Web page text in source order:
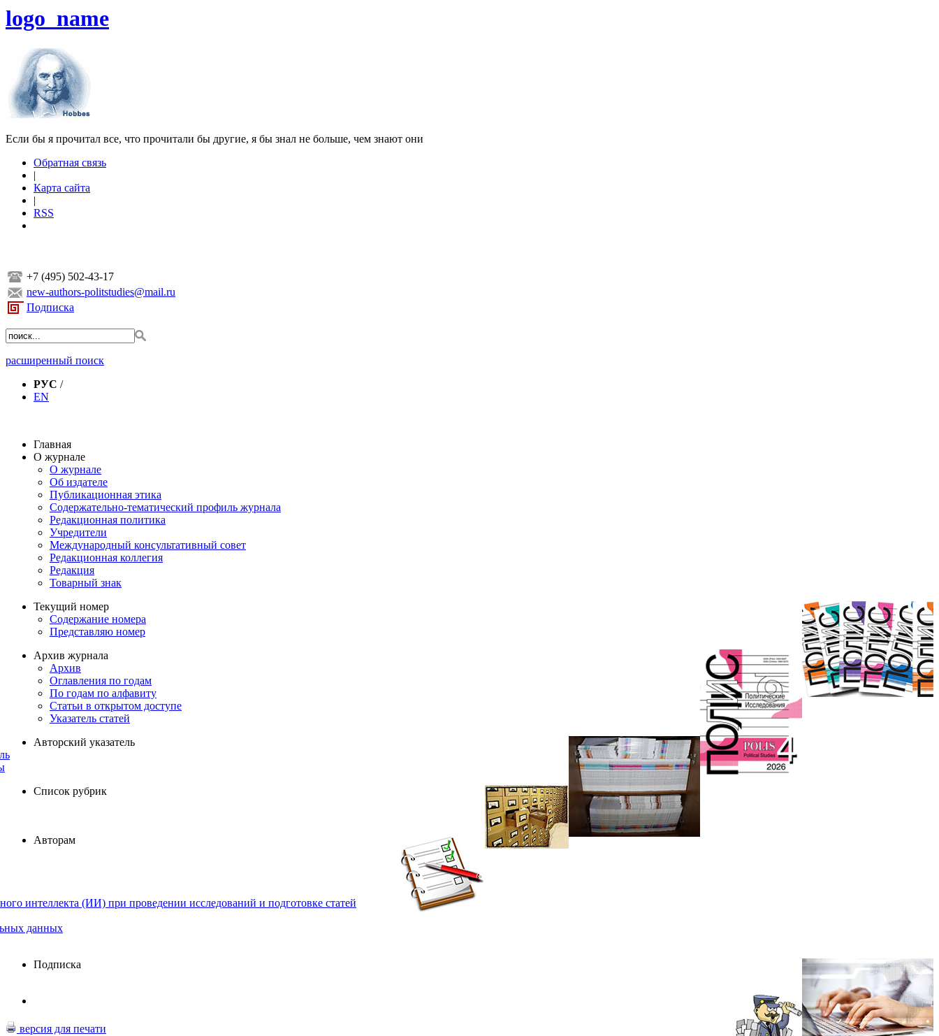
logo_name
Если бы я прочитал все, что прочитали бы другие, я бы знал не больше, чем знают они
Обратная связь
|
Карта сайта
|
RSS
+7 (495) 502-43-17
new-authors-politstudies@mail.ru
Подписка
расширенный поиск
РУС /
EN
Главная
О журнале
О журнале
Об издателе
Публикационная этика
Содержательно-тематический профиль журнала
Редакционная политика
Учредители
Международный консультативный совет
Редакционная коллегия
Редакция
Товарный знак
Текущий номер
Содержание номера
Представляю номер
Архив журнала
Архив
Оглавления по годам
По годам по алфавиту
Статьи в открытом доступе
Указатель статей
Авторский указатель
Список рубрик
Авторам
интеллекта (ИИ) при проведении исследований и подготовке статей
данных
Подписка
версия для печати